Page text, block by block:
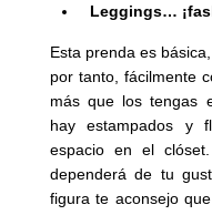
Leggings…
Esta prenda es
por tanto, fácilmente
más que los tengas
hay estampados y
espacio en el
dependerá de tu
figura te aconsejo